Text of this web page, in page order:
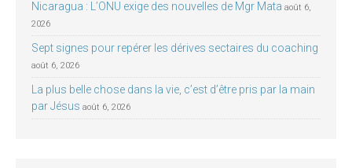
Nicaragua : L’ONU exige des nouvelles de Mgr Mata août 6,
2026
Sept signes pour repérer les dérives sectaires du coaching
août 6, 2026
La plus belle chose dans la vie, c’est d’être pris par la main
par Jésus août 6, 2026